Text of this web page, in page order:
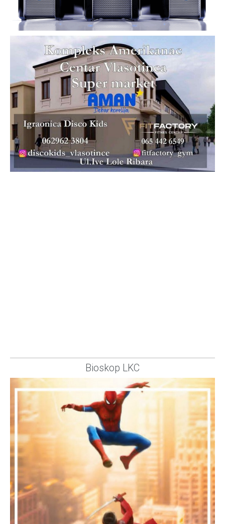
Bioskop LKC